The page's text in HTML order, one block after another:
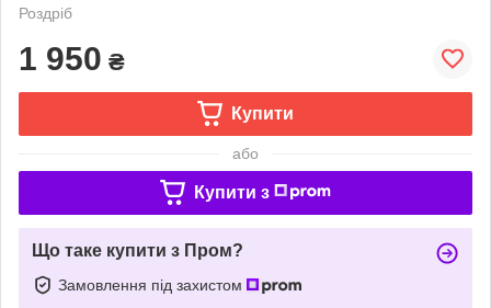
Роздріб
1 950 ₴
Купити
або
Купити з
Що таке купити з Пром?
Замовлення під захистом